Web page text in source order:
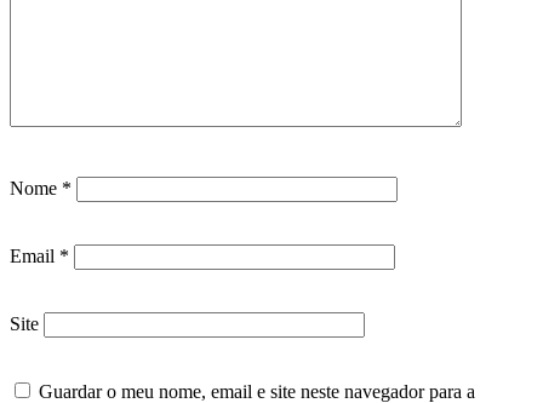
Nome *
Email *
Site
Guardar o meu nome, email e site neste navegador para a